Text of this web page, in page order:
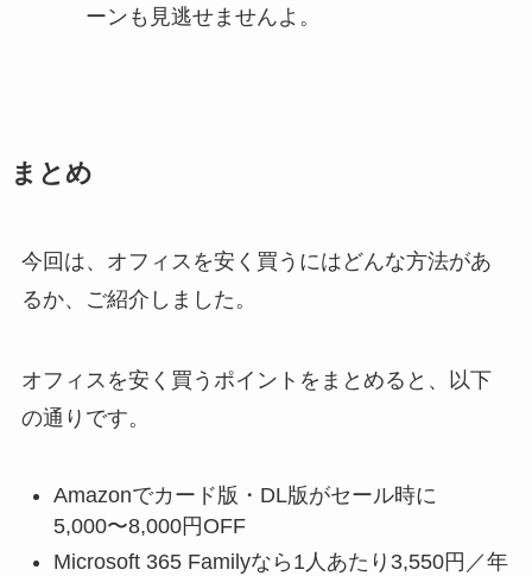
ーンも見逃せませんよ。
まとめ
今回は、オフィスを安く買うにはどんな方法があ
るか、ご紹介しました。
オフィスを安く買うポイントをまとめると、以下
の通りです。
Amazonでカード版・DL版がセール時に
5,000〜8,000円OFF
Microsoft 365 Familyなら1人あたり3,550円／年